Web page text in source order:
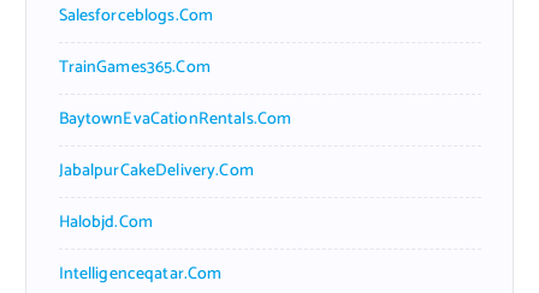
Salesforceblogs.com
TrainGames365.com
BaytownEvaCationRentals.com
JabalpurCakeDelivery.com
Halobjd.com
Intelligenceqatar.com